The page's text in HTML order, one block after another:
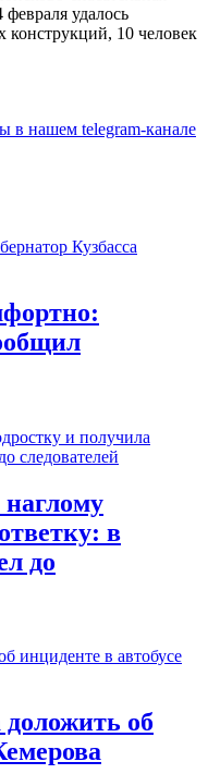
удалось
конструкций, 10 человек
в нашем telegram-канале
в
до
об